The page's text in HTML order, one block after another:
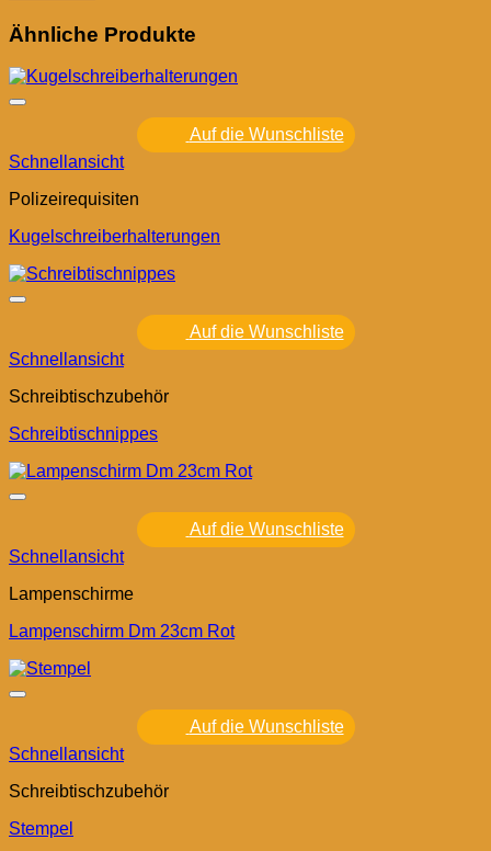
Ähnliche Produkte
Auf die Wunschliste
Schnellansicht
Polizeirequisiten
Kugelschreiberhalterungen
Auf die Wunschliste
Schnellansicht
Schreibtischzubehör
Schreibtischnippes
Auf die Wunschliste
Schnellansicht
Lampenschirme
Lampenschirm Dm 23cm Rot
Auf die Wunschliste
Schnellansicht
Schreibtischzubehör
Stempel